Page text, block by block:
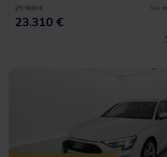
25.900 €
23.310 €
Sin